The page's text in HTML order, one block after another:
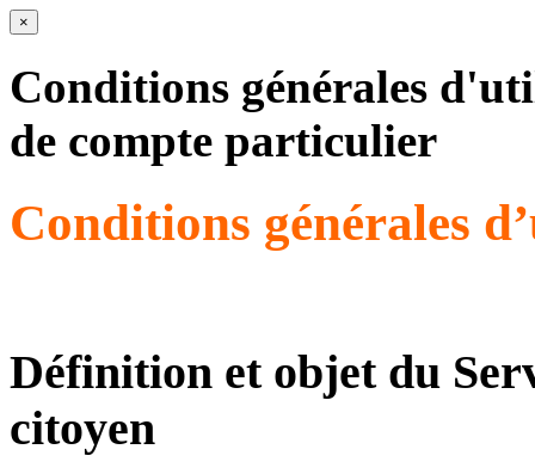
×
Conditions générales
de compte particulier
Conditions générales
Définition et objet du
citoyen